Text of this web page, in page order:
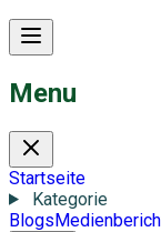
Menu
Startseite
Kategorie
Blogs